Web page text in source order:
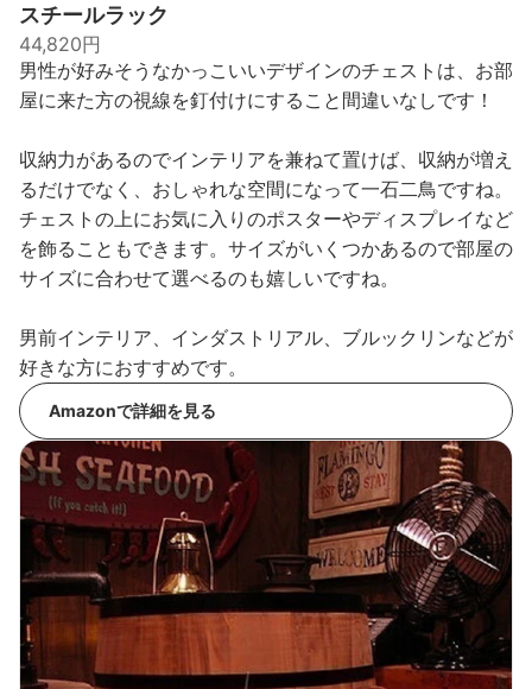
スチールラック
44,820円
男性が好みそうなかっこいいデザインのチェストは、お部
屋に来た方の視線を釘付けにすること間違いなしです！
収納力があるのでインテリアを兼ねて置けば、収納が増え
るだけでなく、おしゃれな空間になって一石二鳥ですね。
チェストの上にお気に入りのポスターやディスプレイなど
を飾ることもできます。サイズがいくつかあるので部屋の
サイズに合わせて選べるのも嬉しいですね。
男前インテリア、インダストリアル、ブルックリンなどが
好きな方におすすめです。
Amazonで詳細を見る